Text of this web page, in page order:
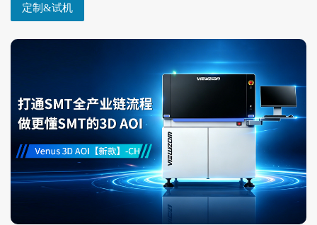
定制&试机